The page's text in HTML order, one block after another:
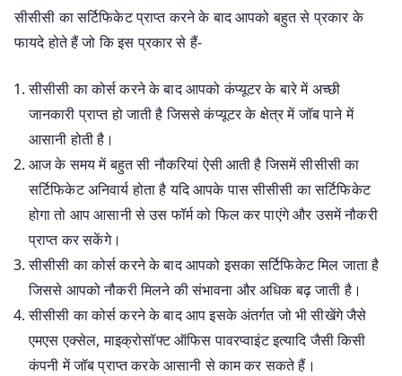
सीसीसी का सर्टिफिकेट प्राप्त करने के बाद आपको बहुत से प्रकार के
फायदे होते हैं जो कि इस प्रकार से हैं-
सीसीसी का कोर्स करने के बाद आपको कंप्यूटर के बारे में अच्छी
जानकारी प्राप्त हो जाती है जिससे कंप्यूटर के क्षेत्र में जॉब पाने में
आसानी होती है।
आज के समय में बहुत सी नौकरियां ऐसी आती है जिसमें सीसीसी का
सर्टिफिकेट अनिवार्य होता है यदि आपके पास सीसीसी का सर्टिफिकेट
होगा तो आप आसानी से उस फॉर्म को फिल कर पाएंगे और उसमें नौकरी
प्राप्त कर सकेंगे।
सीसीसी का कोर्स करने के बाद आपको इसका सर्टिफिकेट मिल जाता है
जिससे आपको नौकरी मिलने की संभावना और अधिक बढ़ जाती है।
सीसीसी का कोर्स करने के बाद आप इसके अंतर्गत जो भी सीखेंगे जैसे
एमएस एक्सेल, माइक्रोसॉफ्ट ऑफिस पावरप्वाइंट इत्यादि जैसी किसी
कंपनी में जॉब प्राप्त करके आसानी से काम कर सकते हैं।